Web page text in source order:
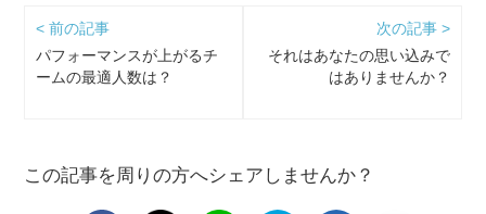
< 前の記事
パフォーマンスが上がるチ
ームの最適人数は？
次の記事 >
それはあなたの思い込みで
はありませんか？
この記事を周りの方へシェアしませんか？